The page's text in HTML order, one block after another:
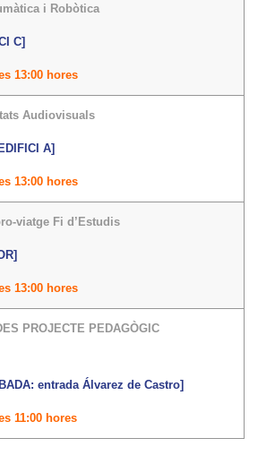
i Robòtica
C]
13:00 hores
Audiovisuals
A]
13:00 hores
viatge Fi d’Estudis
13:00 hores
PROJECTE PEDAGÒGIC
entrada Álvarez de Castro]
11:00 hores